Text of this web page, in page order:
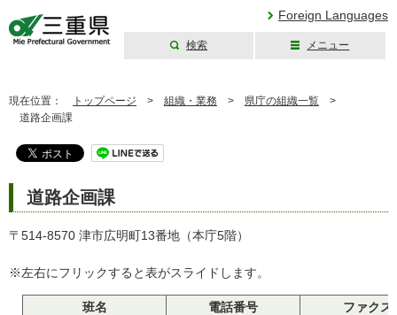
Foreign Languages
検索 メニュー
現在位置： トップページ > 組織・業務 > 県庁の組織一覧 >
道路企画課
道路企画課
〒514-8570 津市広明町13番地（本庁5階）
※左右にフリックすると表がスライドします。
班名 電話番号
ファクス